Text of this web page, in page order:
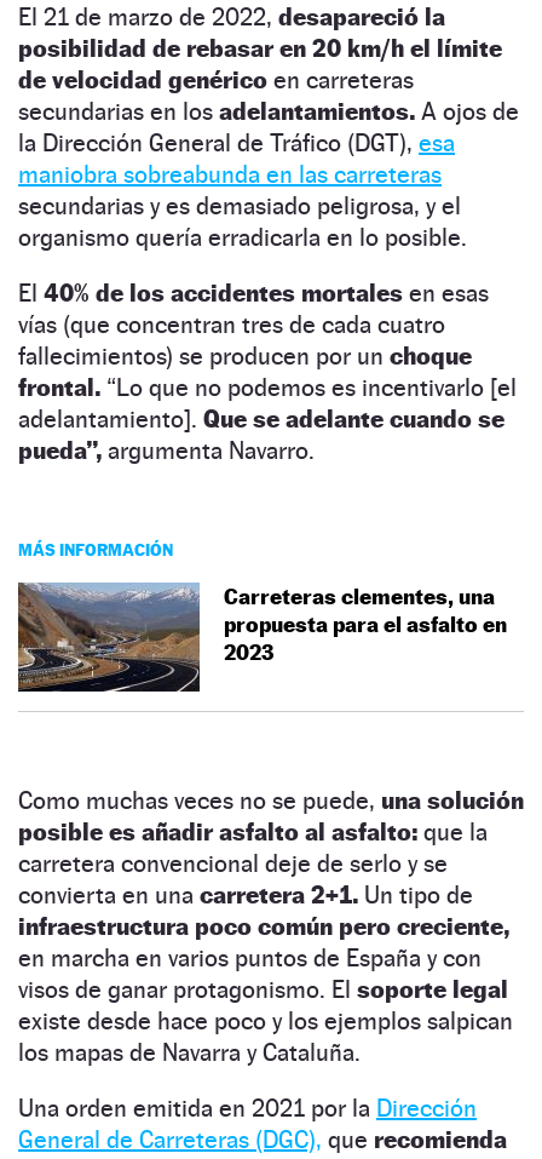
El 21 de marzo de 2022, desapareció la
posibilidad de rebasar en 20 km/h el límite
de velocidad genérico en carreteras
secundarias en los adelantamientos. A ojos de
la Dirección General de Tráfico (DGT), esa
maniobra sobreabunda en las carreteras
secundarias y es demasiado peligrosa, y el
organismo quería erradicarla en lo posible.
El 40% de los accidentes mortales en esas
vías (que concentran tres de cada cuatro
fallecimientos) se producen por un choque
frontal. “Lo que no podemos es incentivarlo [el
adelantamiento]. Que se adelante cuando se
pueda”, argumenta Navarro.
MÁS INFORMACIÓN
Carreteras clementes, una
propuesta para el asfalto en
2023
Como muchas veces no se puede, una solución
posible es añadir asfalto al asfalto: que la
carretera convencional deje de serlo y se
convierta en una carretera 2+1. Un tipo de
infraestructura poco común pero creciente,
en marcha en varios puntos de España y con
visos de ganar protagonismo. El soporte legal
existe desde hace poco y los ejemplos salpican
los mapas de Navarra y Cataluña.
Una orden emitida en 2021 por la Dirección
General de Carreteras (DGC), que recomienda